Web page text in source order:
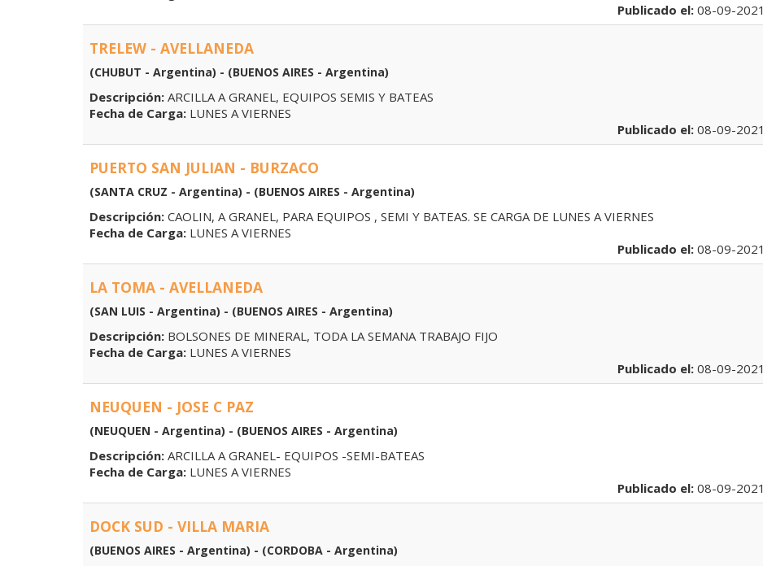
Publicado el: 08-09-2021
TRELEW - AVELLANEDA
(CHUBUT - Argentina) - (BUENOS AIRES - Argentina)
Descripción: ARCILLA A GRANEL, EQUIPOS SEMIS Y BATEAS
Fecha de Carga: LUNES A VIERNES
Publicado el: 08-09-2021
PUERTO SAN JULIAN - BURZACO
(SANTA CRUZ - Argentina) - (BUENOS AIRES - Argentina)
Descripción: CAOLIN, A GRANEL, PARA EQUIPOS , SEMI Y BATEAS. SE CARGA DE LUNES A VIERNES
Fecha de Carga: LUNES A VIERNES
Publicado el: 08-09-2021
LA TOMA - AVELLANEDA
(SAN LUIS - Argentina) - (BUENOS AIRES - Argentina)
Descripción: BOLSONES DE MINERAL, TODA LA SEMANA TRABAJO FIJO
Fecha de Carga: LUNES A VIERNES
Publicado el: 08-09-2021
NEUQUEN - JOSE C PAZ
(NEUQUEN - Argentina) - (BUENOS AIRES - Argentina)
Descripción: ARCILLA A GRANEL- EQUIPOS -SEMI-BATEAS
Fecha de Carga: LUNES A VIERNES
Publicado el: 08-09-2021
DOCK SUD - VILLA MARIA
(BUENOS AIRES - Argentina) - (CORDOBA - Argentina)